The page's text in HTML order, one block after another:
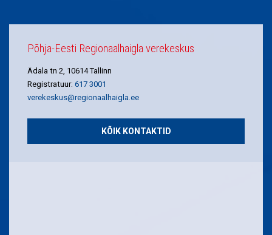
Põhja-Eesti Regionaalhaigla verekeskus
Ädala tn 2, 10614 Tallinn
Registratuur: 617 3001
verekeskus@regionaalhaigla.ee
KÕIK KONTAKTID